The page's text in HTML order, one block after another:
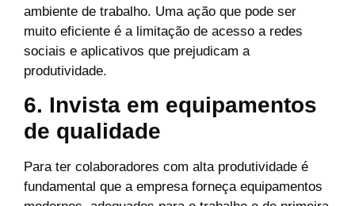
ambiente de trabalho. Uma ação que pode ser
muito eficiente é a limitação de acesso a redes
sociais e aplicativos que prejudicam a
produtividade.
6. Invista em equipamentos
de qualidade
Para ter colaboradores com alta produtividade é
fundamental que a empresa forneça equipamentos